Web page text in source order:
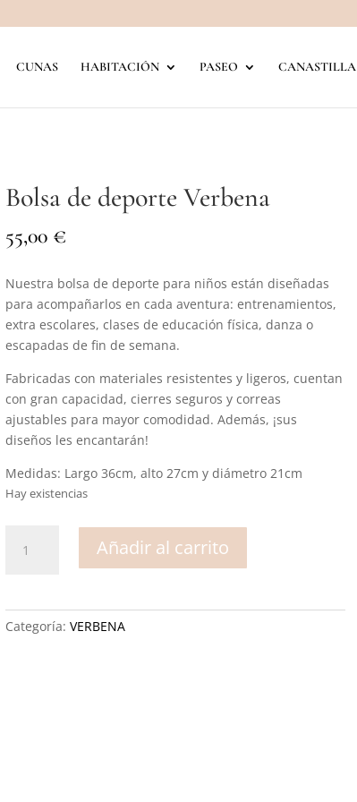
CUNAS HABITACIÓN PASEO CANASTILLA
Bolsa de deporte Verbena
55,00 €
Nuestra bolsa de deporte para niños están diseñadas
para acompañarlos en cada aventura: entrenamientos,
extra escolares, clases de educación física, danza o
escapadas de fin de semana.
Fabricadas con materiales resistentes y ligeros, cuentan
con gran capacidad, cierres seguros y correas
ajustables para mayor comodidad. Además, ¡sus
diseños les encantarán!
Medidas: Largo 36cm, alto 27cm y diámetro 21cm
Hay existencias
cantidad
Añadir al carrito
Categoría:VERBENA